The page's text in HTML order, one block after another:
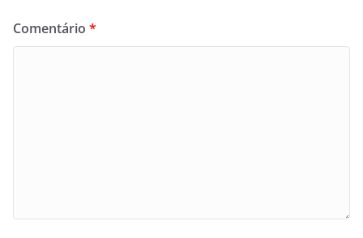
Comentário *